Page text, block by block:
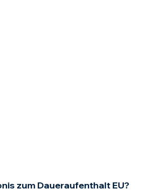
zum Daueraufenthalt EU?